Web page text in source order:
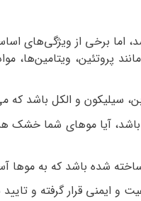
برخی از ویژگی‌های اساسی
پروتئین،
سیلیکون و الکل باشد که
آیا موهای شما
شده باشد که به موها
ایمنی قرار گرفته و